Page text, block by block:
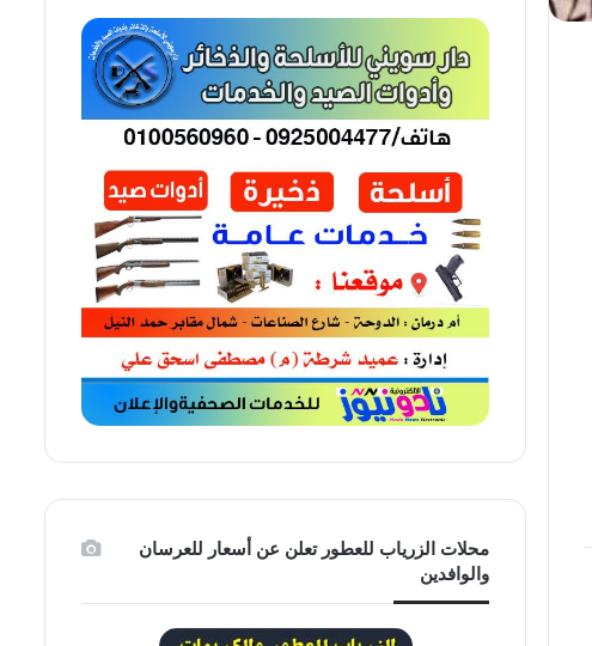
محلات الزرياب للعطور تعلن عن أسعار للعرسان
والوافدين